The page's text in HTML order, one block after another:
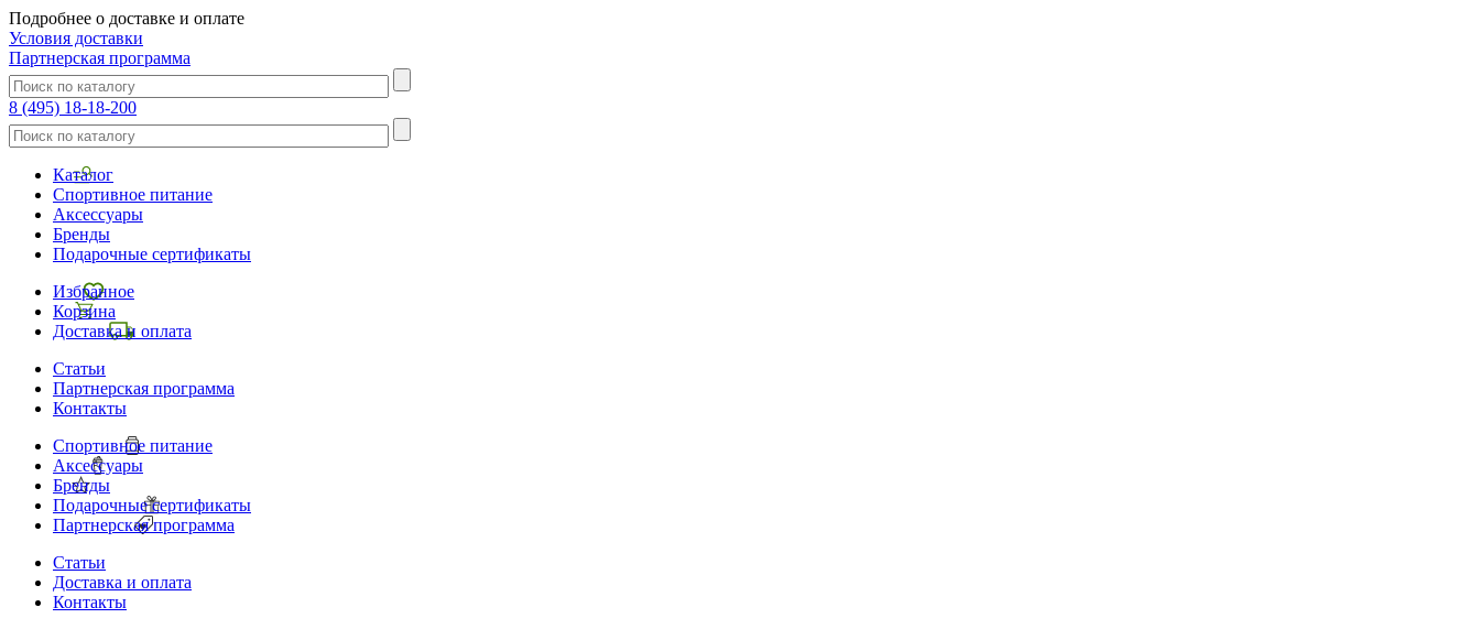
Подробнее о доставке и оплате
Условия доставки
Партнерская программа
8 (495) 18-18-200
Каталог
Спортивное питание
Аксессуары
Бренды
Подарочные сертификаты
Избранное
Корзина
Доставка и оплата
Статьи
Партнерская программа
Контакты
Спортивное питание
Аксессуары
Бренды
Подарочные сертификаты
Партнерская программа
Статьи
Доставка и оплата
Контакты